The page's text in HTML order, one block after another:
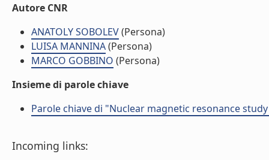
Autore CNR
ANATOLY SOBOLEV(Persona)
LUISA MANNINA(Persona)
MARCO GOBBINO (Persona)
Insieme di parole chiave
Parole chiave di "Nuclear magnetic resonance
Incoming links: